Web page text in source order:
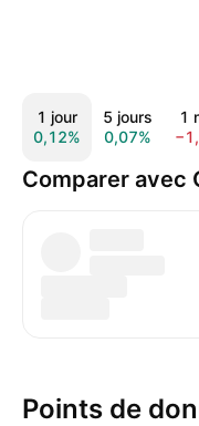
1 jour
0,12%
5 jours
0,07%
1
Comparer avec
Points de